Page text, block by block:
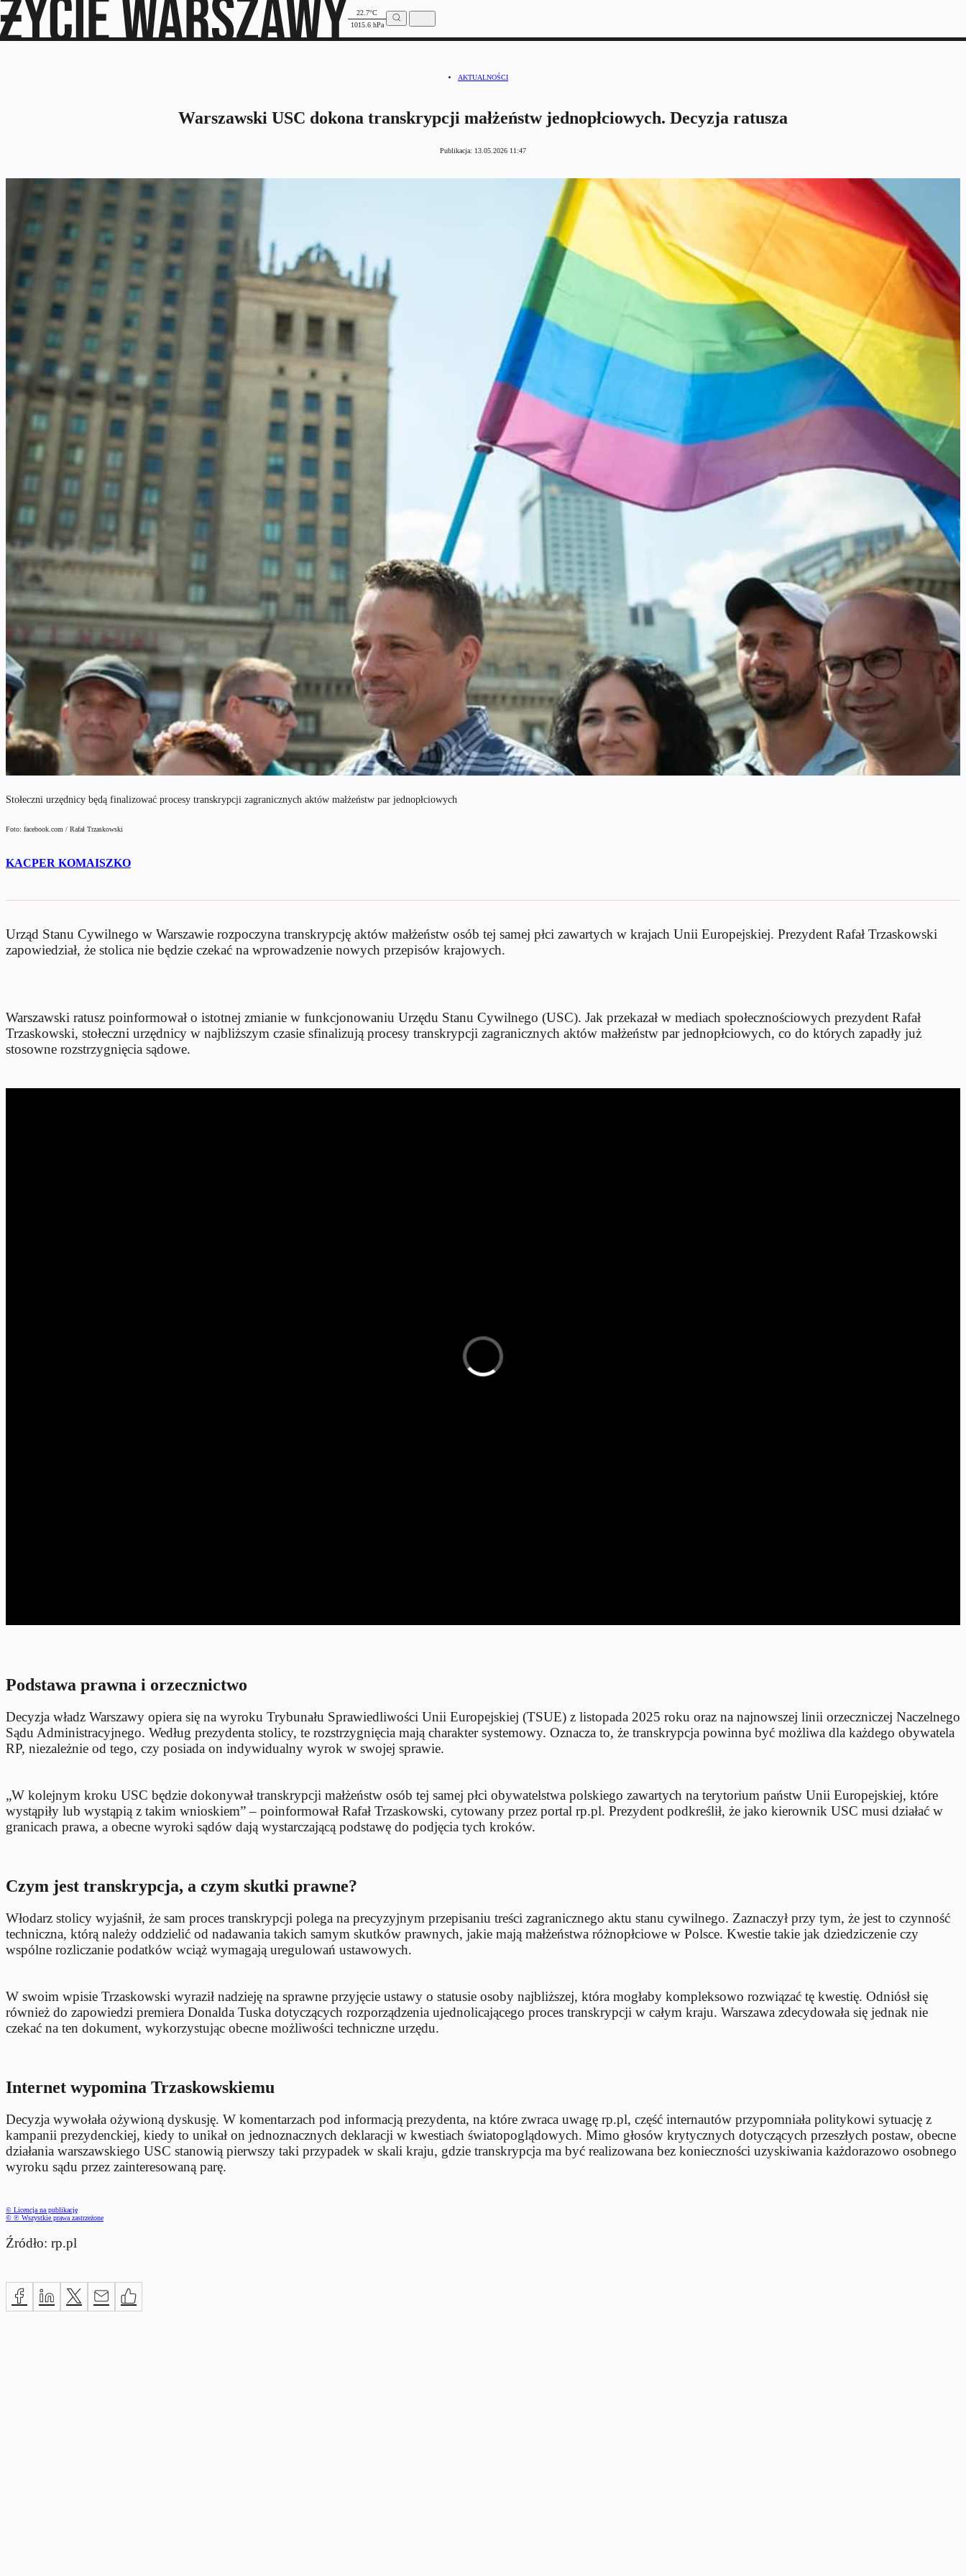
22.7°C
1015.6 hPa
AKTUALNOŚCI
Warszawski USC dokona transkrypcji małżeństw jednopłciowych. Decyzja ratusza
Publikacja: 13.05.2026 11:47
Stołeczni urzędnicy będą finalizować procesy transkrypcji zagranicznych aktów małżeństw par jednopłciowych
Foto: facebook.com / Rafał Trzaskowski
KACPER KOMAISZKO
Urząd Stanu Cywilnego w Warszawie rozpoczyna transkrypcję aktów małżeństw osób tej samej płci zawartych w krajach Unii Europejskiej. Prezydent Rafał Trzaskowski
zapowiedział, że stolica nie będzie czekać na wprowadzenie nowych przepisów krajowych.
Warszawski ratusz poinformował o istotnej zmianie w funkcjonowaniu Urzędu Stanu Cywilnego (USC). Jak przekazał w mediach społecznościowych prezydent Rafał
Trzaskowski, stołeczni urzędnicy w najbliższym czasie sfinalizują procesy transkrypcji zagranicznych aktów małżeństw par jednopłciowych, co do których zapadły już
stosowne rozstrzygnięcia sądowe.
Podstawa prawna i orzecznictwo
Decyzja władz Warszawy opiera się na wyroku Trybunału Sprawiedliwości Unii Europejskiej (TSUE) z listopada 2025 roku oraz na najnowszej linii orzeczniczej Naczelnego
Sądu Administracyjnego. Według prezydenta stolicy, te rozstrzygnięcia mają charakter systemowy. Oznacza to, że transkrypcja powinna być możliwa dla każdego obywatela
RP, niezależnie od tego, czy posiada on indywidualny wyrok w swojej sprawie.
„W kolejnym kroku USC będzie dokonywał transkrypcji małżeństw osób tej samej płci obywatelstwa polskiego zawartych na terytorium państw Unii Europejskiej, które
wystąpiły lub wystąpią z takim wnioskiem” – poinformował Rafał Trzaskowski, cytowany przez portal rp.pl. Prezydent podkreślił, że jako kierownik USC musi działać w
granicach prawa, a obecne wyroki sądów dają wystarczającą podstawę do podjęcia tych kroków.
Czym jest transkrypcja, a czym skutki prawne?
Włodarz stolicy wyjaśnił, że sam proces transkrypcji polega na precyzyjnym przepisaniu treści zagranicznego aktu stanu cywilnego. Zaznaczył przy tym, że jest to czynność
techniczna, którą należy oddzielić od nadawania takich samym skutków prawnych, jakie mają małżeństwa różnopłciowe w Polsce. Kwestie takie jak dziedziczenie czy
wspólne rozliczanie podatków wciąż wymagają uregulowań ustawowych.
W swoim wpisie Trzaskowski wyraził nadzieję na sprawne przyjęcie ustawy o statusie osoby najbliższej, która mogłaby kompleksowo rozwiązać tę kwestię. Odniósł się
również do zapowiedzi premiera Donalda Tuska dotyczących rozporządzenia ujednolicającego proces transkrypcji w całym kraju. Warszawa zdecydowała się jednak nie
czekać na ten dokument, wykorzystując obecne możliwości techniczne urzędu.
Internet wypomina Trzaskowskiemu
Decyzja wywołała ożywioną dyskusję. W komentarzach pod informacją prezydenta, na które zwraca uwagę rp.pl, część internautów przypomniała politykowi sytuację z
kampanii prezydenckiej, kiedy to unikał on jednoznacznych deklaracji w kwestiach światopoglądowych. Mimo głosów krytycznych dotyczących przeszłych postaw, obecne
działania warszawskiego USC stanowią pierwszy taki przypadek w skali kraju, gdzie transkrypcja ma być realizowana bez konieczności uzyskiwania każdorazowo osobnego
wyroku sądu przez zainteresowaną parę.
© Licencja na publikację
© ℗ Wszystkie prawa zastrzeżone
Źródło: rp.pl